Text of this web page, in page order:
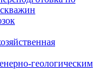
геологическим